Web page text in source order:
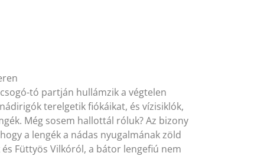
tó partján hullámzik a végtelen
terelgetik fiókáikat, és vízisiklók,
Még sosem hallottál róluk? Az bizony
a lengék a nádas nyugalmának zöld
Füttyös Vilkóról, a bátor lengefiú nem